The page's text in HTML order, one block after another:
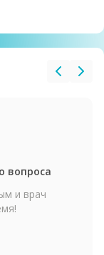
вопроса
и врач